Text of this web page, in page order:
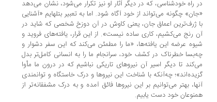
راه خودشناسی، که در دیگر آثار او نیز تکرار می‌شود، نشان می‌دهد
چگونه می‌تواند از خود آگاه شود. اما به‌ تعبیر بتلهایم «آشنایی
ژرف‌ترین اعماق جان، یعنی کاوش در آن دوزخ شخصی که شاید در
رنج می‌کشیم، کاری ساده نیست». از این‌ قرار، یافته‌های فروید و
عرضه این یافته‌ها، «ما را مطمئن می‌کند که این سفر دشوار و
خطرناک در کشف خود، سرانجام ما را به انسانی کامل‌تر بدل
تا دیگر اسیر آن نیروهای تاریکی نباشیم که در درون ما مأوا
چه‌آنکه با شناخت این نیروها و درک خاستگاه و توانمندی
بهتر می‌توانیم بر این نیروها فائق آمده و به درک مشفقانه‌تر از
خود دست یابیم.